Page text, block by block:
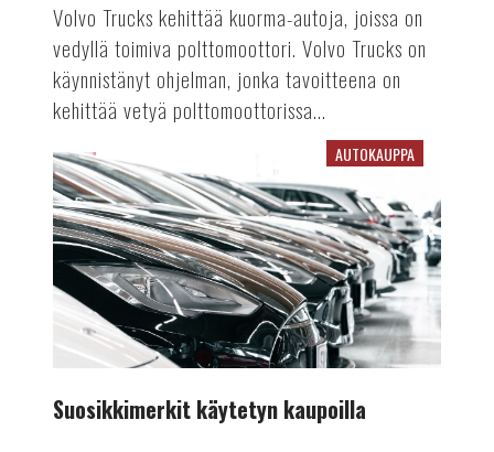
Volvo Trucks kehittää kuorma-autoja, joissa on
vedyllä toimiva polttomoottori. Volvo Trucks on
käynnistänyt ohjelman, jonka tavoitteena on
kehittää vetyä polttomoottorissa...
Suosikkimerkit
käytetyn
kaupoilla
AUTOKAUPPA
Suosikkimerkit käytetyn kaupoilla